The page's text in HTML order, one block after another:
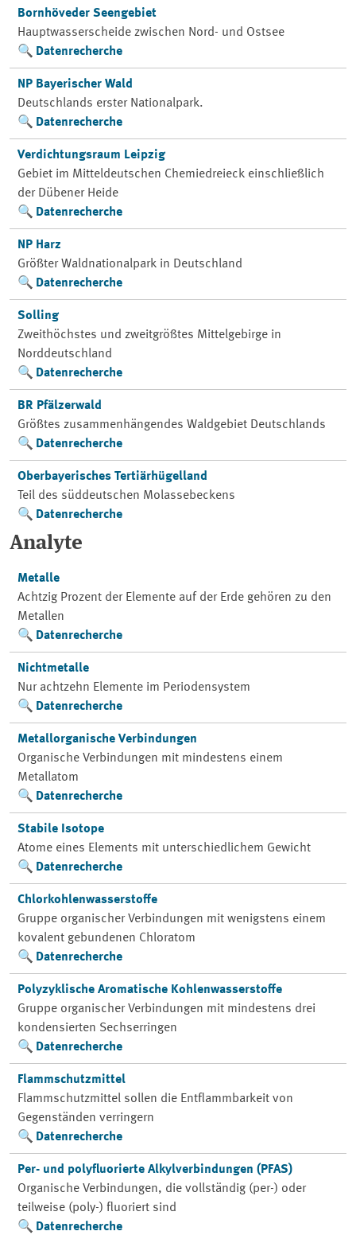
Bornhöveder Seengebiet
Hauptwasserscheide zwischen Nord- und Ostsee
Datenrecherche
NP Bayerischer Wald
Deutschlands erster Nationalpark.
Datenrecherche
Verdichtungsraum Leipzig
Gebiet im Mitteldeutschen Chemiedreieck einschließlich
der Dübener Heide
Datenrecherche
NP Harz
Größter Waldnationalpark in Deutschland
Datenrecherche
Solling
Zweithöchstes und zweitgrößtes Mittelgebirge in
Norddeutschland
Datenrecherche
BR Pfälzerwald
Größtes zusammenhängendes Waldgebiet Deutschlands
Datenrecherche
Oberbayerisches Tertiärhügelland
Teil des süddeutschen Molassebeckens
Datenrecherche
Analyte
Metalle
Achtzig Prozent der Elemente auf der Erde gehören zu den
Metallen
Datenrecherche
Nichtmetalle
Nur achtzehn Elemente im Periodensystem
Datenrecherche
Metallorganische Verbindungen
Organische Verbindungen mit mindestens einem
Metallatom
Datenrecherche
Stabile Isotope
Atome eines Elements mit unterschiedlichem Gewicht
Datenrecherche
Chlorkohlenwasserstoffe
Gruppe organischer Verbindungen mit wenigstens einem
kovalent gebundenen Chloratom
Datenrecherche
Polyzyklische Aromatische Kohlenwasserstoffe
Gruppe organischer Verbindungen mit mindestens drei
kondensierten Sechserringen
Datenrecherche
Flammschutzmittel
Flammschutzmittel sollen die Entflammbarkeit von
Gegenständen verringern
Datenrecherche
Per- und polyfluorierte Alkylverbindungen (PFAS)
Organische Verbindungen, die vollständig (per-) oder
teilweise (poly-) fluoriert sind
Datenrecherche